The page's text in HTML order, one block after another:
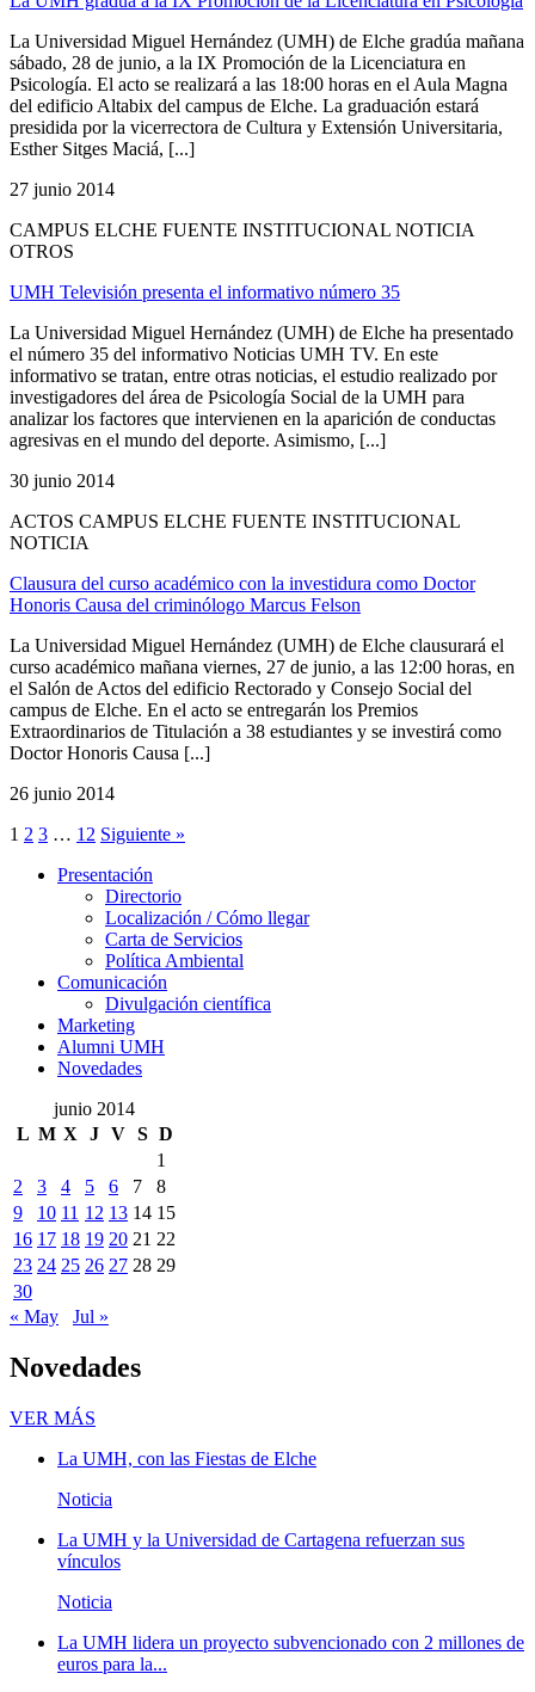
La Universidad Miguel Hernández (UMH) de Elche gradúa mañana
sábado, 28 de junio, a la IX Promoción de la Licenciatura en
Psicología. El acto se realizará a las 18:00 horas en el Aula Magna
del edificio Altabix del campus de Elche. La graduación estará
presidida por la vicerrectora de Cultura y Extensión Universitaria,
Esther Sitges Maciá, [...]
27 junio 2014
CAMPUS ELCHE FUENTE INSTITUCIONAL NOTICIA
OTROS
UMH Televisión presenta el informativo número 35
La Universidad Miguel Hernández (UMH) de Elche ha presentado
el número 35 del informativo Noticias UMH TV. En este
informativo se tratan, entre otras noticias, el estudio realizado por
investigadores del área de Psicología Social de la UMH para
analizar los factores que intervienen en la aparición de conductas
agresivas en el mundo del deporte. Asimismo, [...]
30 junio 2014
ACTOS CAMPUS ELCHE FUENTE INSTITUCIONAL
NOTICIA
Clausura del curso académico con la investidura como Doctor
Honoris Causa del criminólogo Marcus Felson
La Universidad Miguel Hernández (UMH) de Elche clausurará el
curso académico mañana viernes, 27 de junio, a las 12:00 horas, en
el Salón de Actos del edificio Rectorado y Consejo Social del
campus de Elche. En el acto se entregarán los Premios
Extraordinarios de Titulación a 38 estudiantes y se investirá como
Doctor Honoris Causa [...]
26 junio 2014
1 2 3 … 12 Siguiente »
Presentación
Presentación
Directorio
Localización / Cómo llegar
Carta de Servicios
Política Ambiental
Comunicación
Comunicación
Divulgación científica
Marketing
Alumni UMH
Novedades
junio 2014
L M X J V S D
1
2
3 4 5 6 7
8
9
10 11 12 13 14 15
16 17 18 19 20 21 22
23 24 25 26 27 28 29
30
« May
Jul »
Novedades
VER MÁS
La UMH, con las Fiestas de Elche
Noticia
La UMH y la Universidad de Cartagena refuerzan sus
vínculos
Noticia
La UMH lidera un proyecto subvencionado con 2 millones de
euros para la...